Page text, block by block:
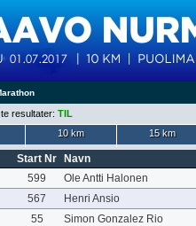
resultater: TIL
10 km 15 km
Start Nr
Navn
599
Ole Antti Halonen
567
Henri Ansio
55
Simon Gonzalez Rio